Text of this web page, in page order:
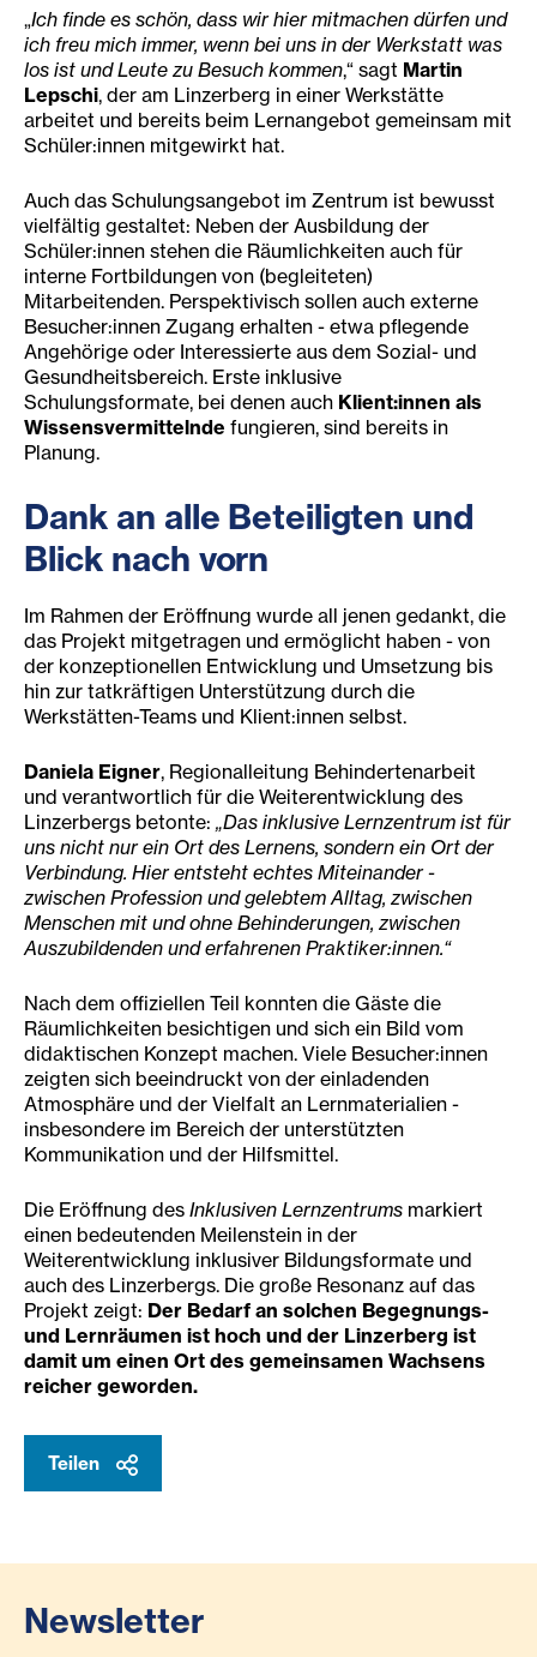
„Ich finde es schön, dass wir hier mitmachen dürfen und
ich freu mich immer, wenn bei uns in der Werkstatt was
los ist und Leute zu Besuch kommen,“ sagt Martin
Lepschi, der am Linzerberg in einer Werkstätte
arbeitet und bereits beim Lernangebot gemeinsam mit
Schüler:innen mitgewirkt hat.
Auch das Schulungsangebot im Zentrum ist bewusst
vielfältig gestaltet: Neben der Ausbildung der
Schüler:innen stehen die Räumlichkeiten auch für
interne Fortbildungen von (begleiteten)
Mitarbeitenden. Perspektivisch sollen auch externe
Besucher:innen Zugang erhalten - etwa pflegende
Angehörige oder Interessierte aus dem Sozial- und
Gesundheitsbereich. Erste inklusive
Schulungsformate, bei denen auch Klient:innen als
Wissensvermittelnde fungieren, sind bereits in
Planung.
Dank an alle Beteiligten und
Blick nach vorn
Im Rahmen der Eröffnung wurde all jenen gedankt, die
das Projekt mitgetragen und ermöglicht haben - von
der konzeptionellen Entwicklung und Umsetzung bis
hin zur tatkräftigen Unterstützung durch die
Werkstätten-Teams und Klient:innen selbst.
Daniela Eigner, Regionalleitung Behindertenarbeit
und verantwortlich für die Weiterentwicklung des
Linzerbergs betonte: „Das inklusive Lernzentrum ist für
uns nicht nur ein Ort des Lernens, sondern ein Ort der
Verbindung. Hier entsteht echtes Miteinander -
zwischen Profession und gelebtem Alltag, zwischen
Menschen mit und ohne Behinderungen, zwischen
Auszubildenden und erfahrenen Praktiker:innen.“
Nach dem offiziellen Teil konnten die Gäste die
Räumlichkeiten besichtigen und sich ein Bild vom
didaktischen Konzept machen. Viele Besucher:innen
zeigten sich beeindruckt von der einladenden
Atmosphäre und der Vielfalt an Lernmaterialien -
insbesondere im Bereich der unterstützten
Kommunikation und der Hilfsmittel.
Die Eröffnung des Inklusiven Lernzentrums markiert
einen bedeutenden Meilenstein in der
Weiterentwicklung inklusiver Bildungsformate und
auch des Linzerbergs. Die große Resonanz auf das
Projekt zeigt: Der Bedarf an solchen Begegnungs-
und Lernräumen ist hoch und der Linzerberg ist
damit um einen Ort des gemeinsamen Wachsens
reicher geworden.
Teilen
Newsletter